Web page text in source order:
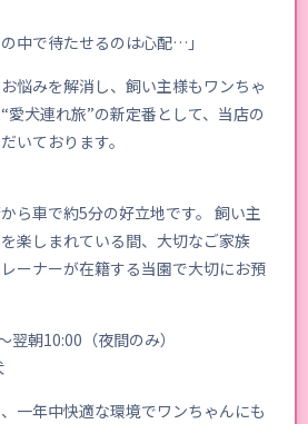
中で待たせるのは心配…」
悩みを解消し、飼い主様もワンちゃ
愛犬連れ旅”の新定番として、当店の
いております。
ら車で約5分の好立地です。 飼い主
楽しまれている間、大切なご家族
レーナーが在籍する当園で大切にお預
翌朝10:00（夜間のみ）
一年中快適な環境でワンちゃんにも